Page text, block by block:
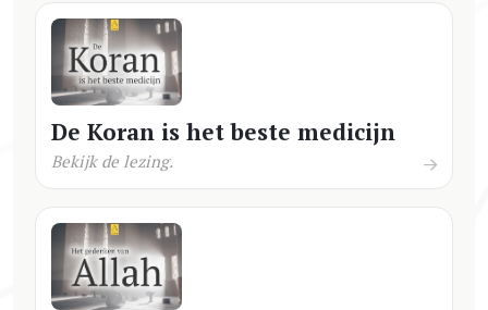
De Koran is het beste medicijn
Bekijk de lezing.